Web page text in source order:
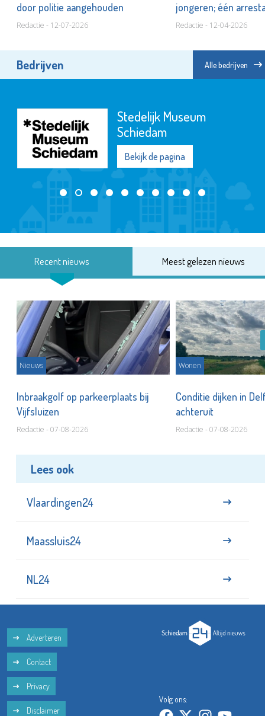
door politie aangehouden
Redactie - 12-07-2026
jongeren; één
Redactie - 12-04-2026
Bedrijven Alle bedrijven
Stedelijk Museum
Schiedam
Bekijk de pagina
Recent nieuws Meest gelezen nieuws
Nieuws
Inbraakgolf op parkeerplaats bij
Vijfsluizen
Redactie - 07-08-2026
Wonen
Conditie dijken in
achteruit
Redactie - 07-08-2026
Lees ook
Vlaardingen24
Maassluis24
NL24
Adverteren
Contact
Privacy
Disclaimer
Volg ons: